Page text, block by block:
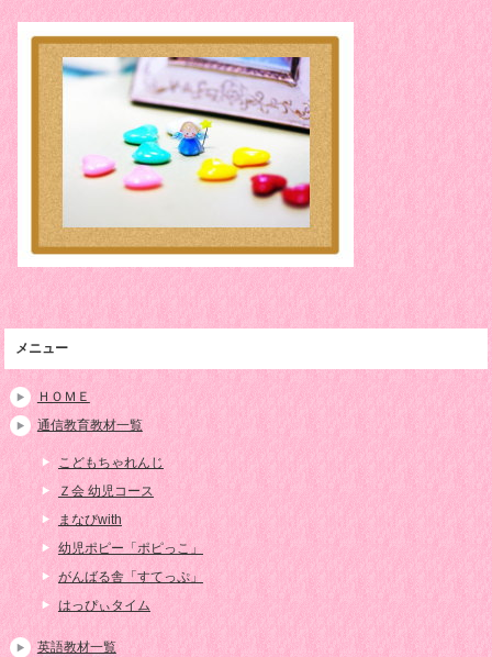
メニュー
ＨＯＭＥ
通信教育教材一覧
こどもちゃれんじ
Ｚ会 幼児コース
まなびwith
幼児ポピー「ポピっこ」
がんばる舎「すてっぷ」
はっぴぃタイム
英語教材一覧